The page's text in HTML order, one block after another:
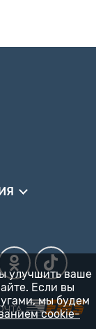
улучшить ваше
Если вы
мы будем
cookie-